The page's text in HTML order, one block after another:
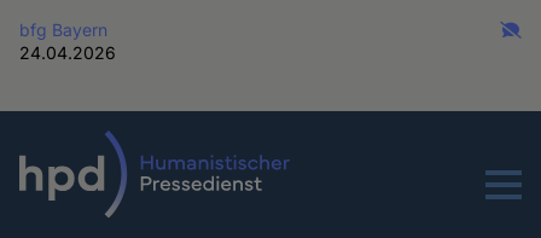
bfg Bayern
24.04.2026
Menu